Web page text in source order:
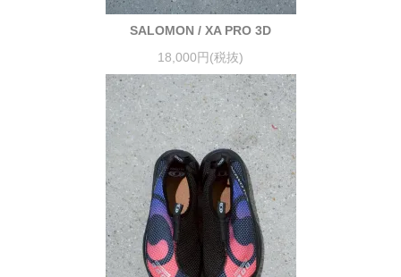
SALOMON / XA PRO 3D
18,000円(税抜)